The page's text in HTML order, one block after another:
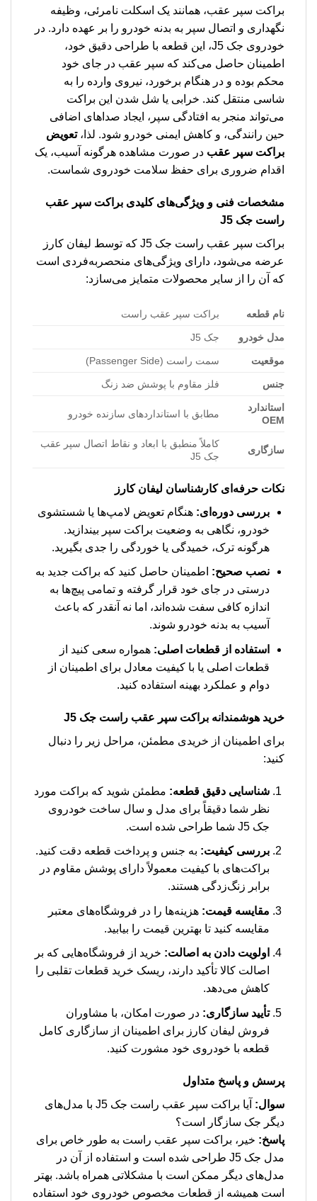
براکت سپر عقب، همانند یک اسکلت نامرئی، وظیفه
نگهداری و اتصال سپر به بدنه خودرو را بر عهده دارد. در
خودروی جک J5، این قطعه با طراحی دقیق خود،
اطمینان حاصل می‌کند که سپر عقب در جای خود
محکم بوده و در هنگام برخورد، نیروی وارده را به
شاسی منتقل کند. خرابی یا شل شدن این براکت
می‌تواند منجر به افتادگی سپر، ایجاد صداهای اضافی
حین رانندگی، و کاهش ایمنی خودرو شود. لذا،تعویض
براکت سپر عقب در صورت مشاهده هرگونه آسیب، یک
اقدام ضروری برای حفظ سلامت خودروی شماست.
مشخصات فنی و ویژگی‌های کلیدی براکت سپر عقب
راست جک J5
براکت سپر عقب راست جک J5 که توسط لیفان کارز
عرضه می‌شود، دارای ویژگی‌های منحصربه‌فردی است
که آن را از سایر محصولات متمایز می‌سازد:
نام قطعه براکت سپر عقب راست
مدل خودرو جک J5
موقعیت سمت راست (Passenger Side)
جنس فلز مقاوم با پوشش ضد زنگ
استاندارد
OEM
مطابق با استانداردهای سازنده خودرو
سازگاری
کاملاً منطبق با ابعاد و نقاط اتصال سپر عقب
جک J5
نکات حرفه‌ای کارشناسان لیفان کارز
بررسی دوره‌ای: هنگام تعویض لامپ‌ها یا شستشوی
خودرو، نگاهی به وضعیت براکت سپر بیندازید.
هرگونه ترک، خمیدگی یا خوردگی را جدی بگیرید.
نصب صحیح: اطمینان حاصل کنید که براکت جدید به
درستی در جای خود قرار گرفته و تمامی پیچ‌ها به
اندازه کافی سفت شده‌اند، اما نه آنقدر که باعث
آسیب به بدنه خودرو شوند.
استفاده از قطعات اصلی: همواره سعی کنید از
قطعات اصلی یا با کیفیت معادل برای اطمینان از
دوام و عملکرد بهینه استفاده کنید.
خرید هوشمندانه براکت سپر عقب راست جک J5
برای اطمینان از خریدی مطمئن، مراحل زیر را دنبال
کنید:
شناسایی دقیق قطعه: مطمئن شوید که براکت مورد
نظر شما دقیقاً برای مدل و سال ساخت خودروی
جک J5 شما طراحی شده است.
بررسی کیفیت: به جنس و پرداخت قطعه دقت کنید.
براکت‌های با کیفیت معمولاً دارای پوشش مقاوم در
برابر زنگ‌زدگی هستند.
مقایسه قیمت: هزینه‌ها را در فروشگاه‌های معتبر
مقایسه کنید تا بهترین قیمت را بیابید.
اولویت دادن به اصالت: خرید از فروشگاه‌هایی که بر
اصالت کالا تأکید دارند، ریسک خرید قطعات تقلبی را
کاهش می‌دهد.
تأیید سازگاری: در صورت امکان، با مشاوران
فروش لیفان کارز برای اطمینان از سازگاری کامل
قطعه با خودروی خود مشورت کنید.
پرسش و پاسخ متداول
سوال:
آیا براکت سپر عقب راست جک J5 با مدل‌های
دیگر جک سازگار است؟
پاسخ: خیر، براکت سپر عقب راست به طور خاص برای
مدل جک J5 طراحی شده است و استفاده از آن در
مدل‌های دیگر ممکن است با مشکلاتی همراه باشد. بهتر
است همیشه از قطعات مخصوص خودروی خود استفاده